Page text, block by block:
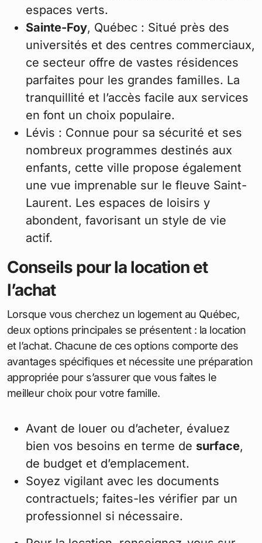
espaces verts.
Sainte-Foy, Québec : Situé près des
universités et des centres commerciaux,
ce secteur offre de vastes résidences
parfaites pour les grandes familles. La
tranquillité et l’accès facile aux services
en font un choix populaire.
Lévis : Connue pour sa sécurité et ses
nombreux programmes destinés aux
enfants, cette ville propose également
une vue imprenable sur le fleuve Saint-
Laurent. Les espaces de loisirs y
abondent, favorisant un style de vie
actif.
Conseils pour la location et
l’achat
Lorsque vous cherchez un logement au Québec,
deux options principales se présentent : la location
et l’achat. Chacune de ces options comporte des
avantages spécifiques et nécessite une préparation
appropriée pour s’assurer que vous faites le
meilleur choix pour votre famille.
Avant de louer ou d’acheter, évaluez
bien vos besoins en terme de surface,
de budget et d’emplacement.
Soyez vigilant avec les documents
contractuels; faites-les vérifier par un
professionnel si nécessaire.